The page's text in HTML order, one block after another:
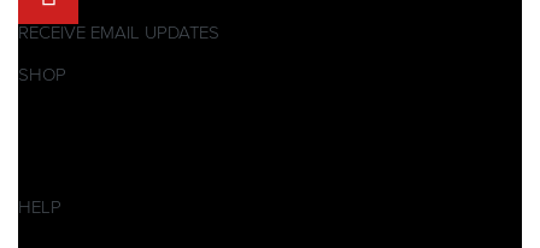
RECEIVE EMAIL UPDATES
SHOP
HELP